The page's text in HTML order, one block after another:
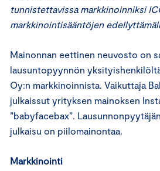
tunnistettavissa markkinoinniksi
markkinointisääntöjen
Mainonnan eettinen neuvosto on
lausuntopyynnön
Oy:n markkinoinnista. Vaikuttaja
julkaissut yrityksen mainoksen
”babyfacebax”.
julkaisu on piilomainontaa.
Markkinointi